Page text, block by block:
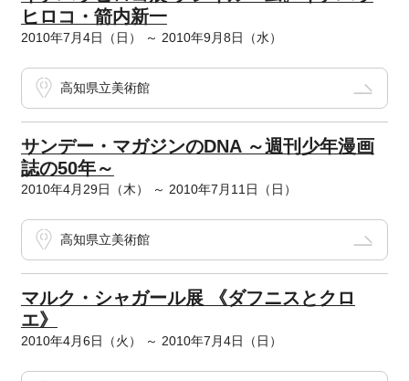
ヒロコ・箭内新一
2010年7月4日（日） ～ 2010年9月8日（水）
高知県立美術館
サンデー・マガジンのDNA ～週刊少年漫画
誌の50年～
2010年4月29日（木） ～ 2010年7月11日（日）
高知県立美術館
マルク・シャガール展 《ダフニスとクロ
エ》
2010年4月6日（火） ～ 2010年7月4日（日）